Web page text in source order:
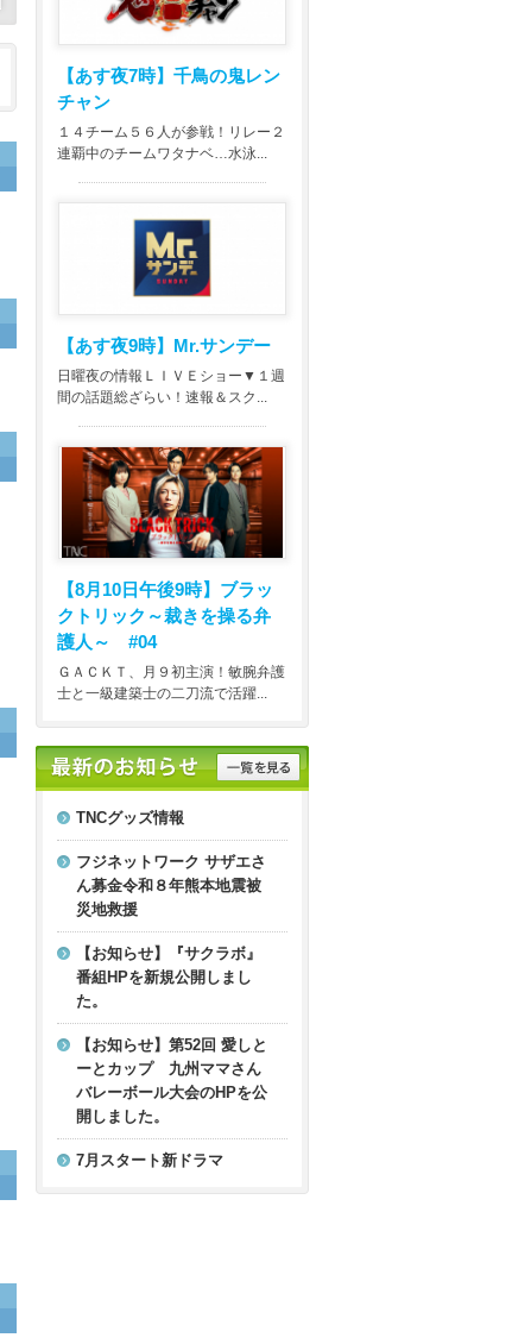
【あす夜7時】 千鳥の鬼レン
チャン
１４チーム５６人が参戦！リレー２
連覇中のチームワタナベ…水泳...
【あす夜9時】 Mr.サンデー
日曜夜の情報ＬＩＶＥショー▼１週
間の話題総ざらい！速報＆スク...
【8月10日午後9時】 ブラッ
クトリック～裁きを操る弁
護人～ #04
ＧＡＣＫＴ、月９初主演！敏腕弁護
士と一級建築士の二刀流で活躍...
TNCグッズ情報
フジネットワーク サザエさ
ん募金令和８年熊本地震被
災地救援
【お知らせ】『サクラボ』
番組HPを新規公開しまし
た。
【お知らせ】第52回 愛しと
ーとカップ 九州ママさん
バレーボール大会のHPを公
開しました。
7月スタート新ドラマ